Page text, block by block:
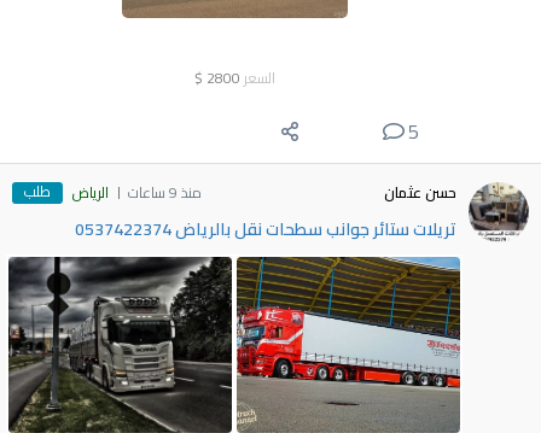
السعر 2800
$
5
حسن عثمان منذ 9 ساعات الرياض طلب
تريلات ستائر جوانب سطحات نقل بالرياض 0537422374